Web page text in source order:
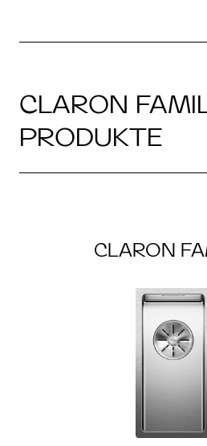
CLARON
PRODUKTE
CLARON